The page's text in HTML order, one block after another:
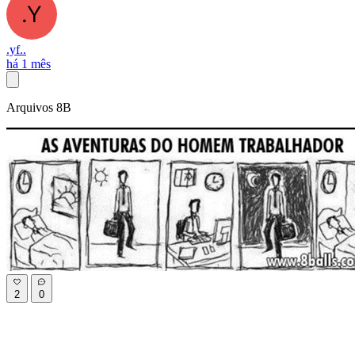
.yf..
há 1 mês
Arquivos 8B
2 0